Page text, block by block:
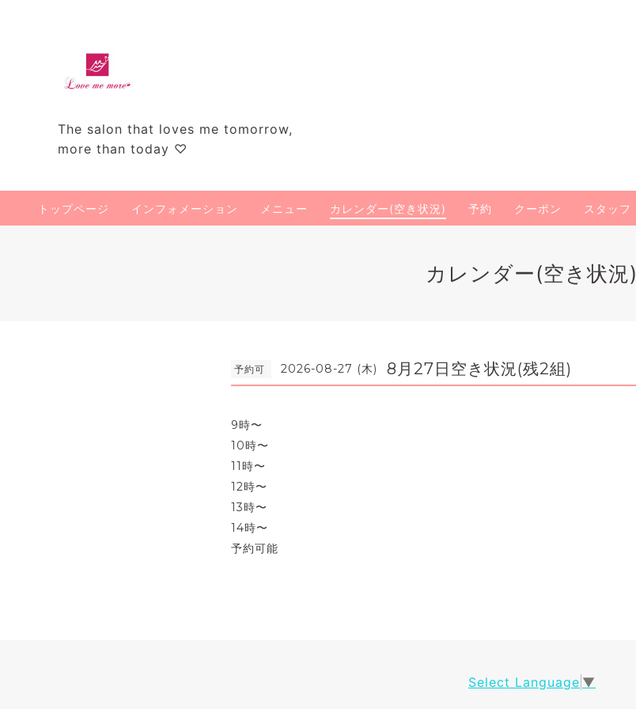
The salon that loves me tomorrow,
more than today ♡
トップページ インフォメーション メニュー カレンダー(空き状況) 予約 クーポン スタッフ
カレンダー(空き状況)
予約可 2026-08-27 (木) 8月27日空き状況(残2組)
9時〜
10時〜
11時〜
12時〜
13時〜
14時〜
予約可能
Select Language ▼